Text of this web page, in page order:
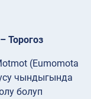
Торогоз
(Eumomota
чындыгында
болуп